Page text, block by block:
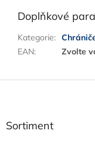
Doplňkové
Kategorie:
EAN: Zvolte
Sortiment